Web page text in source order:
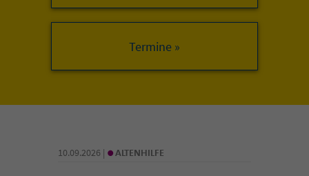
10.09.2026 | • ALTENHILFE